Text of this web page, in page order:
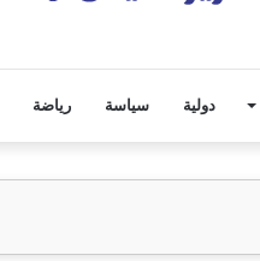
دولية سياسة رياضة